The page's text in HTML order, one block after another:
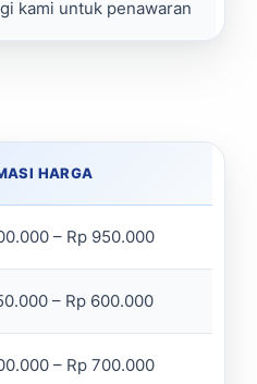
kami untuk penawaran
HARGA
– Rp 950.000
– Rp 600.000
– Rp 700.000